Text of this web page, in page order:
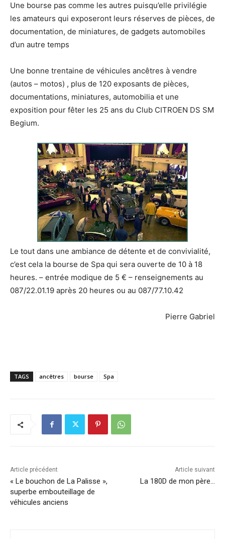
Une bourse pas comme les autres puisqu’elle privilégie
les amateurs qui exposeront leurs réserves de pièces, de
documentation, de miniatures, de gadgets automobiles
d’un autre temps
Une bonne trentaine de véhicules ancêtres à vendre
(autos – motos) , plus de 120 exposants de pièces,
documentations, miniatures, automobilia et une
exposition pour fêter les 25 ans du Club CITROEN DS SM
Begium.
Le tout dans une ambiance de détente et de convivialité,
c’est cela la bourse de Spa qui sera ouverte de 10 à 18
heures. – entrée modique de 5 € – renseignements au
087/22.01.19 après 20 heures ou au 087/77.10.42
Pierre Gabriel
TAGS ancêtres bourse Spa
Article précédent
« Le bouchon de La Palisse »,
superbe embouteillage de
véhicules anciens
Article suivant
La 180D de mon père…